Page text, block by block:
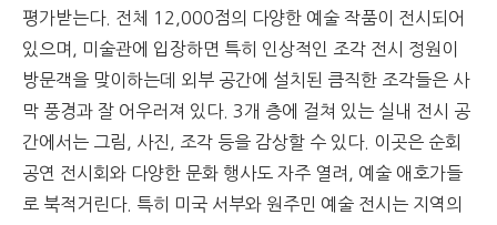
평가받는다. 전체 12,000점의 다양한 예술 작품이 전시되어
있으며, 미술관에 입장하면 특히 인상적인 조각 전시 정원이
방문객을 맞이하는데 외부 공간에 설치된 큼직한 조각들은 사
막 풍경과 잘 어우러져 있다. 3개 층에 걸쳐 있는 실내 전시 공
간에서는 그림, 사진, 조각 등을 감상할 수 있다. 이곳은 순회
공연 전시회와 다양한 문화 행사도 자주 열려, 예술 애호가들
로 북적거린다. 특히 미국 서부와 원주민 예술 전시는 지역의